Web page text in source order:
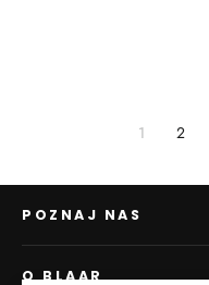
1 2
POZNAJ NAS
O BLAAR